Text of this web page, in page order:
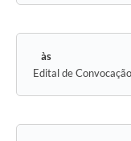
Edital de